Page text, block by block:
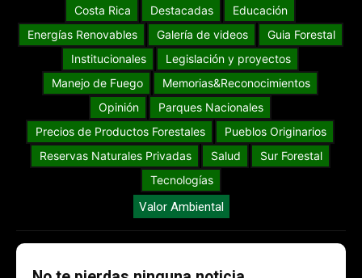
Costa Rica
Destacadas
Educación
Energías Renovables
Galería de videos
Guia Forestal
Institucionales
Legislación y proyectos
Manejo de Fuego
Memorias&Reconocimientos
Opinión
Parques Nacionales
Precios de Productos Forestales
Pueblos Originarios
Reservas Naturales Privadas
Salud
Sur Forestal
Tecnologías
Valor Ambiental